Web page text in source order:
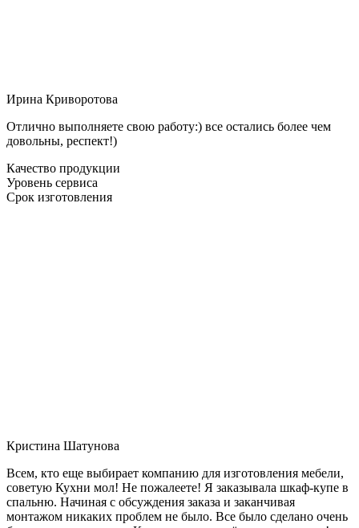
Ирина Криворотова
Отлично выполняете свою работу:) все остались более чем
довольны, респект!)
Качество продукции
Уровень сервиса
Срок изготовления
Кристина Шатунова
Всем, кто еще выбирает компанию для изготовления мебели,
советую Кухни мол! Не пожалеете! Я заказывала шкаф-купе в
спальню. Начиная с обсуждения заказа и заканчивая
монтажом никаких проблем не было. Все было сделано очень